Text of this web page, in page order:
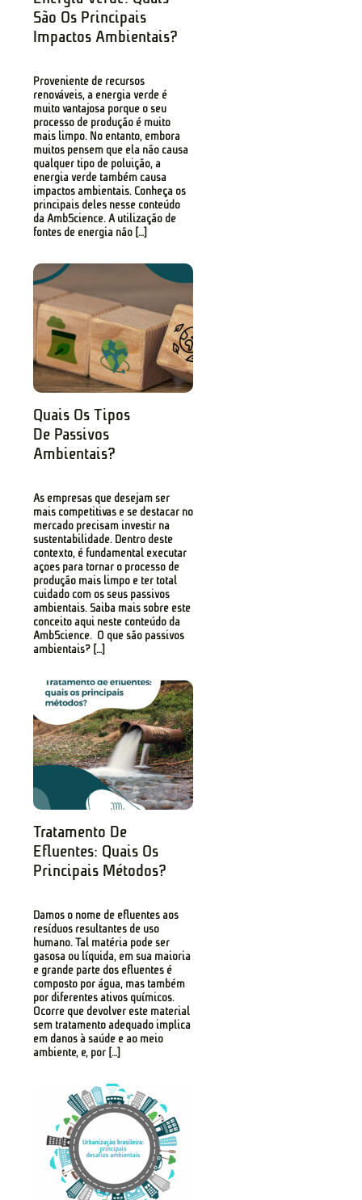
São Os Principais
Impactos Ambientais?
Proveniente de recursos
renováveis, a energia verde é
muito vantajosa porque o seu
processo de produção é muito
mais limpo. No entanto, embora
muitos pensem que ela não causa
qualquer tipo de poluição, a
energia verde também causa
impactos ambientais. Conheça os
principais deles nesse conteúdo
da AmbScience. A utilização de
fontes de energia não […]
Quais Os Tipos
De Passivos
Ambientais?
As empresas que desejam ser
mais competitivas e se destacar no
mercado precisam investir na
sustentabilidade. Dentro deste
contexto, é fundamental executar
ações para tornar o processo de
produção mais limpo e ter total
cuidado com os seus passivos
ambientais. Saiba mais sobre este
conceito aqui neste conteúdo da
AmbScience. O que são passivos
ambientais? […]
Tratamento De
Efluentes: Quais Os
Principais Métodos?
Damos o nome de efluentes aos
resíduos resultantes de uso
humano. Tal matéria pode ser
gasosa ou líquida, em sua maioria
e grande parte dos efluentes é
composto por água, mas também
por diferentes ativos químicos.
Ocorre que devolver este material
sem tratamento adequado implica
em danos à saúde e ao meio
ambiente, e, por […]